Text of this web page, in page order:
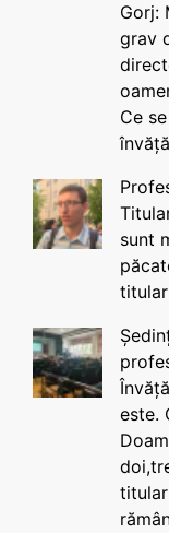
Gorj:
grav
Ce
sunt
este.